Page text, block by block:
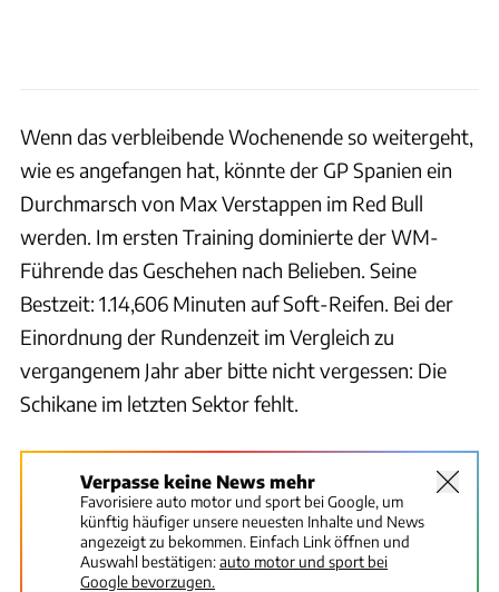
Wenn das verbleibende Wochenende so weitergeht,
wie es angefangen hat, könnte der GP Spanien ein
Durchmarsch von Max Verstappen im Red Bull
werden. Im ersten Training dominierte der WM-
Führende das Geschehen nach Belieben. Seine
Bestzeit: 1.14,606 Minuten auf Soft-Reifen. Bei der
Einordnung der Rundenzeit im Vergleich zu
vergangenem Jahr aber bitte nicht vergessen: Die
Schikane im letzten Sektor fehlt.
Verpasse keine News mehr
Favorisiere auto motor und sport bei Google, um
künftig häufiger unsere neuesten Inhalte und News
angezeigt zu bekommen. Einfach Link öffnen und
Auswahl bestätigen:auto motor und sport bei
Google bevorzugen.